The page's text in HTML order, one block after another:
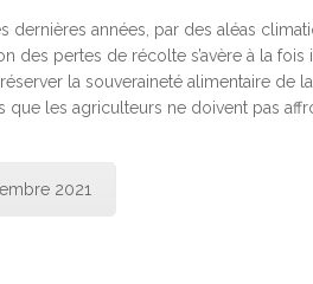
années, par des aléas
des pertes de récolte s’avère à la
la souveraineté alimentaire de
les agriculteurs ne doivent pas
2021